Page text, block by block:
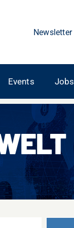
Newsletter
Events Jobs